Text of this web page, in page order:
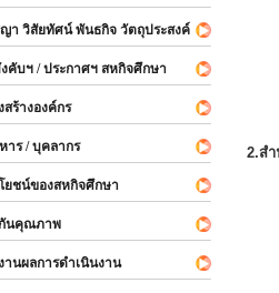
วิสัยทัศน์ พันธกิจ วัตถุประสงค์
บฯ / ประกาศฯ สหกิจศึกษา
ร้างองค์กร
ร / บุคลากร
ชน์ของสหกิจศึกษา
คุณภาพ
นผลการดำเนินงาน
2.ส